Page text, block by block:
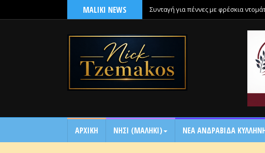
MALIKI NEWS Συνταγή για πέννες με φρέσκια
ΑΡΧΙΚΗ NΗΣΙ (ΜΑΛΗΚΙ) ΝΕΑ ΑΝΔΡΑΒΙΔΑ